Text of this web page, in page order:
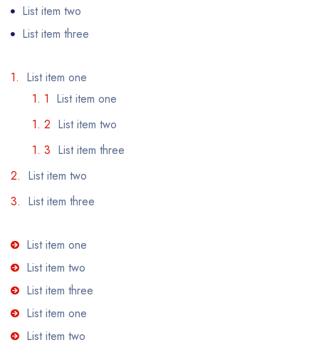
List item two
List item three
List item one
List item one
List item two
List item three
List item two
List item three
List item one
List item two
List item three
List item one
List item two